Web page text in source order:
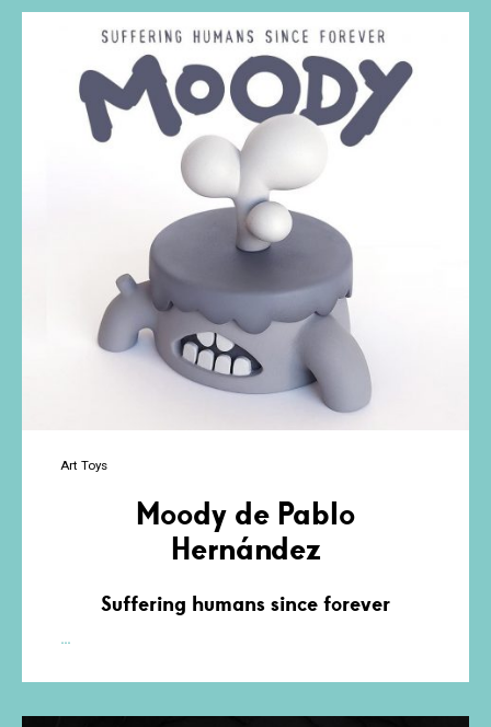
Urtasun
Art Toys
Moody de Pablo
Hernández
Suffering humans since forever
…
Pablo
Hernández